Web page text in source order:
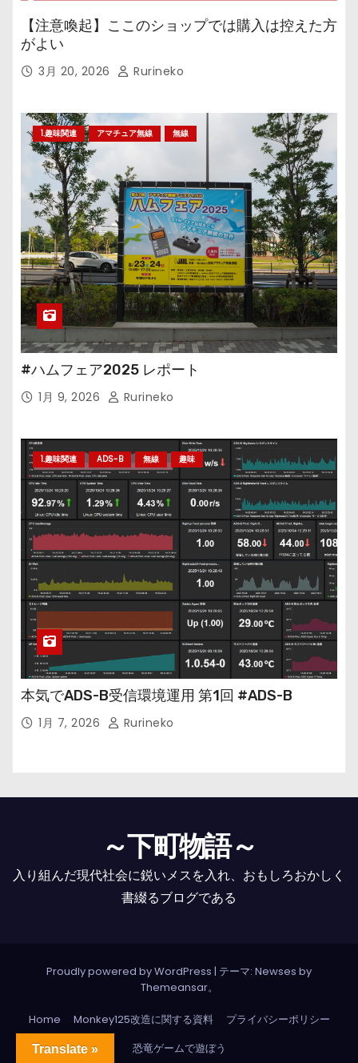
【注意喚起】ここのショップでは購入は控えた方
がよい
3月 20, 2026 Rurineko
1.趣味関連 アマチュア無線 無線
#ハムフェア2025 レポート
1月 9, 2026 Rurineko
1.趣味関連 ADS-B 無線 趣味
本気でADS-B受信環境運用 第1回 #ADS-B
1月 7, 2026 Rurineko
～下町物語～
入り組んだ現代社会に鋭いメスを入れ、おもしろおかしく
書綴るブログである
Proudly powered by WordPress | テーマ: Newses by
Themeansar。
Home Monkey125改造に関する資料
プライバシーポリシー
恐竜ゲームで遊ぼう
Translate »